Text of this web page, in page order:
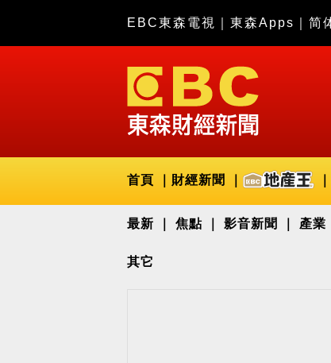
EBC東森電視 東森Apps 简
首頁 財經新聞
最新 焦點 影音新聞 產業
其它